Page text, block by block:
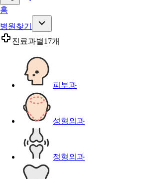
홈
병원찾기
진료과별17개
피부과
성형외과
정형외과